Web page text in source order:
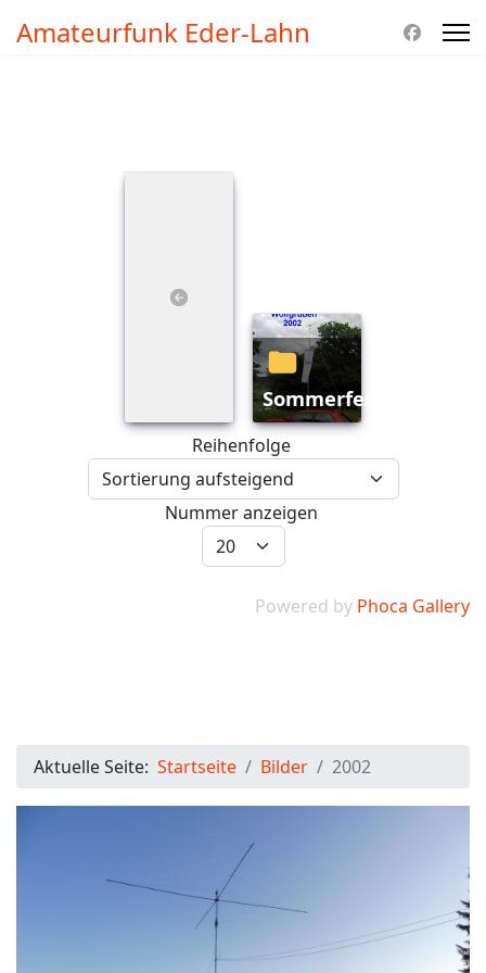
Amateurfunk Eder-Lahn
Reihenfolge
Nummer anzeigen
Powered by Phoca Gallery
Aktuelle Seite: Startseite Bilder 2002